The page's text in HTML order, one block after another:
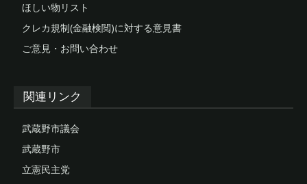
ほしい物リスト
クレカ規制(金融検閲)に対する意見書
ご意見・お問い合わせ
関連リンク
武蔵野市議会
武蔵野市
立憲民主党